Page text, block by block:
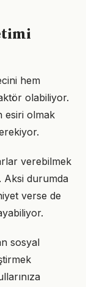
hem
olabiliyor.
esiri olmak
verebilmek
Aksi durumda
verse de
sosyal